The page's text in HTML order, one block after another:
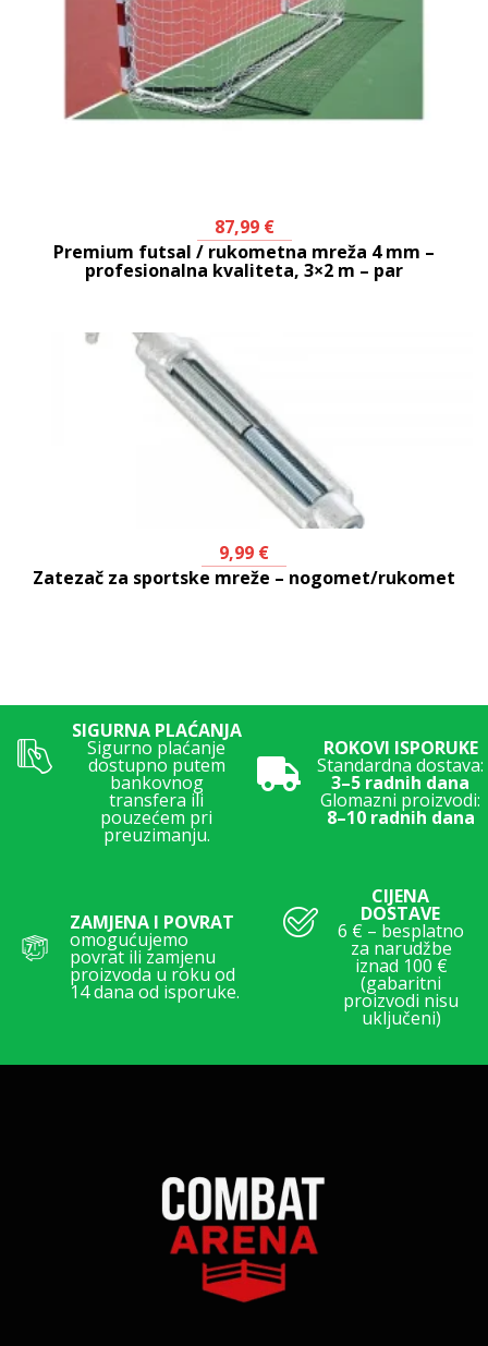
87,99 €
Premium futsal / rukometna mreža 4 mm –
profesionalna kvaliteta, 3×2 m – par
9,99 €
Zatezač za sportske mreže – nogomet/rukomet
SIGURNA PLAĆANJA
Sigurno plaćanje
dostupno putem
bankovnog
transfera ili
pouzećem pri
preuzimanju.
ROKOVI ISPORUKE
Standardna dostava:
3–5 radnih dana
Glomazni proizvodi:
8–10 radnih dana
ZAMJENA I POVRAT
omogućujemo
povrat ili zamjenu
proizvoda u roku od
14 dana od isporuke.
CIJENA
DOSTAVE
6 € – besplatno
za narudžbe
iznad 100 €
(gabaritni
proizvodi nisu
uključeni)